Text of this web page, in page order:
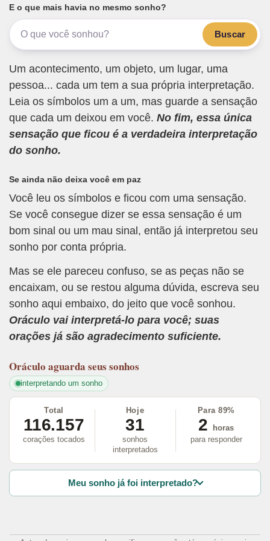
E o que mais havia no mesmo sonho?
Buscar
Um acontecimento, um objeto, um lugar, uma
pessoa... cada um tem a sua própria interpretação.
Leia os símbolos um a um, mas guarde a sensação
que cada um deixou em você. No fim, essa única
sensação que ficou é a verdadeira interpretação
do sonho.
Se ainda não deixa você em paz
Você leu os símbolos e ficou com uma sensação.
Se você consegue dizer se essa sensação é um
bom sinal ou um mau sinal, então já interpretou seu
sonho por conta própria.
Mas se ele pareceu confuso, se as peças não se
encaixam, ou se restou alguma dúvida, escreva seu
sonho aqui embaixo, do jeito que você sonhou.
Oráculo vai interpretá-lo para você; suas
orações já são agradecimento suficiente.
Oráculo aguarda seus sonhos
interpretando um sonho
Total
116.157
corações tocados
Hoje
31
sonhos
interpretados
Para 89%
2
horas
para responder
Meu sonho já foi interpretado?